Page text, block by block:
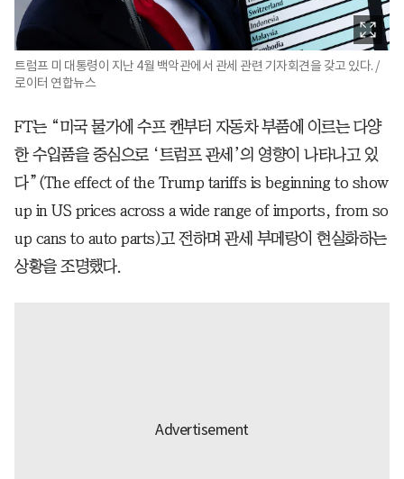
트럼프 미 대통령이 지난 4월 백악관에서 관세 관련 기자회견을 갖고 있다. /
로이터 연합뉴스
FT는 “미국 물가에 수프 캔부터 자동차 부품에 이르는 다양
한 수입품을 중심으로 ‘트럼프 관세’의 영향이 나타나고 있
다”(The effect of the Trump tariffs is beginning to show
up in US prices across a wide range of imports, from so
up cans to auto parts)고 전하며 관세 부메랑이 현실화하는
상황을 조명했다.